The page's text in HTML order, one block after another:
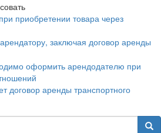
приобретении товара через
заключая договор аренды
оформить арендодателю при
договор аренды транспортного